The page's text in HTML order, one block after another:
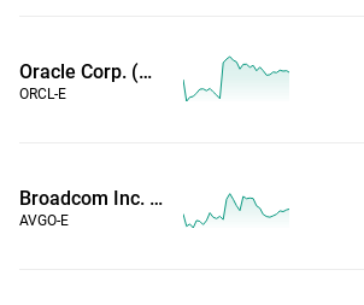
Oracle Corp. (Horario ampliado)
ORCL-E
Broadcom Inc. (Horario ampliado)
AVGO-E